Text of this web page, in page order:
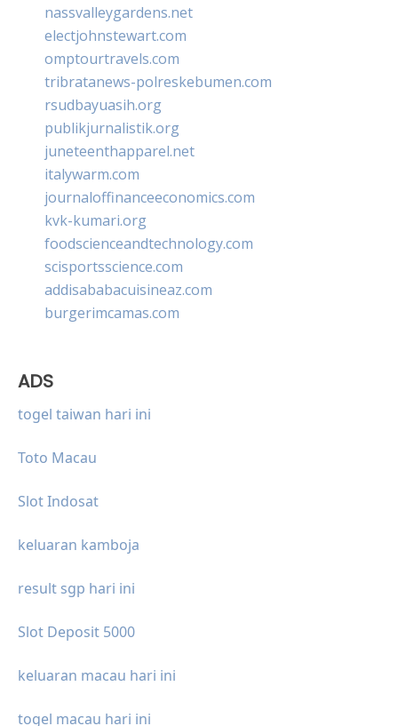
nassvalleygardens.net
electjohnstewart.com
omptourtravels.com
tribratanews-polreskebumen.com
rsudbayuasih.org
publikjurnalistik.org
juneteenthapparel.net
italywarm.com
journaloffinanceeconomics.com
kvk-kumari.org
foodscienceandtechnology.com
scisportsscience.com
addisababacuisineaz.com
burgerimcamas.com
ADS
togel taiwan hari ini
Toto Macau
Slot Indosat
keluaran kamboja
result sgp hari ini
Slot Deposit 5000
keluaran macau hari ini
togel macau hari ini